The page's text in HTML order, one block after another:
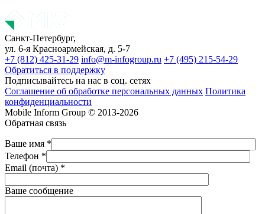
Санкт-Петербург,
ул. 6-я Красноармейская, д. 5-7
+7 (812) 425-31-29 info@m-infogroup.ru +7 (495) 215-54-29
Обратиться в поддержку
Подписывайтесь на нас в соц. сетях
Соглашение об обработке персональных данных Политика
конфиденциальности
Mobile Inform Group © 2013-2026
Обратная связь
Ваше имя *
Телефон *
Email (почта) *
Ваше сообщение